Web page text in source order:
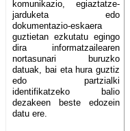
komunikazio, egiaztatze-
jarduketa edo
dokumentazio-eskaera
guztietan ezkutatu egingo
dira informatzailearen
nortasunari buruzko
datuak, bai eta hura guztiz
edo partzialki
identifikatzeko balio
dezakeen beste edozein
datu ere.